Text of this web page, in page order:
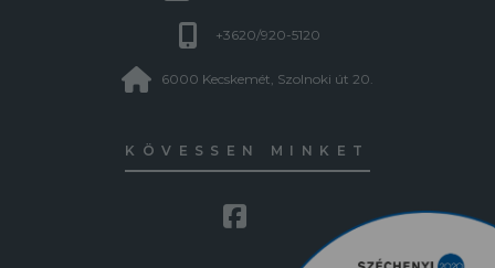
+3620/920-5120
6000 Kecskemét, Szolnoki út 20.
KÖVESSEN MINKET